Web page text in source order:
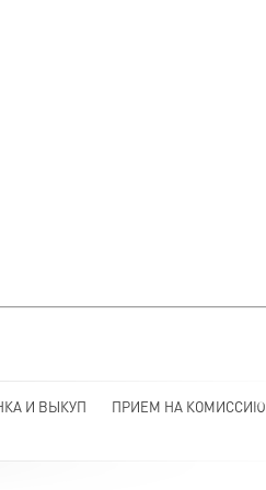
И ВЫКУП
ПРИЕМ НА КОМИССИЮ